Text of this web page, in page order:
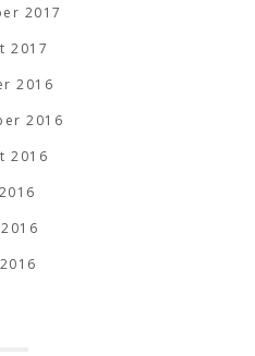
2017
2017
2016
2016
2016